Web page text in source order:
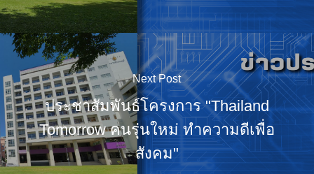
Next Post
ประชาสัมพันธ์โครงการ "Thailand
Tomorrow คนรุ่นใหม่ ทำความดีเพื่อ
สังคม"